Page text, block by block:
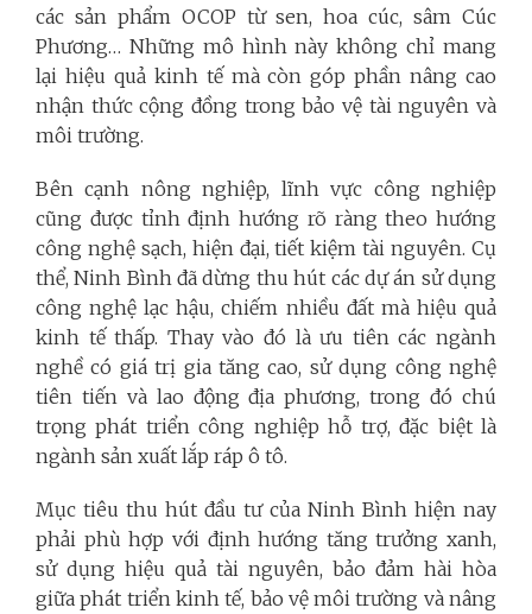
các sản phẩm OCOP từ sen, hoa cúc, sâm Cúc
Phương… Những mô hình này không chỉ mang
lại hiệu quả kinh tế mà còn góp phần nâng cao
nhận thức cộng đồng trong bảo vệ tài nguyên và
môi trường.
Bên cạnh nông nghiệp, lĩnh vực công nghiệp
cũng được tỉnh định hướng rõ ràng theo hướng
công nghệ sạch, hiện đại, tiết kiệm tài nguyên. Cụ
thể, Ninh Bình đã dừng thu hút các dự án sử dụng
công nghệ lạc hậu, chiếm nhiều đất mà hiệu quả
kinh tế thấp. Thay vào đó là ưu tiên các ngành
nghề có giá trị gia tăng cao, sử dụng công nghệ
tiên tiến và lao động địa phương, trong đó chú
trọng phát triển công nghiệp hỗ trợ, đặc biệt là
ngành sản xuất lắp ráp ô tô.
Mục tiêu thu hút đầu tư của Ninh Bình hiện nay
phải phù hợp với định hướng tăng trưởng xanh,
sử dụng hiệu quả tài nguyên, bảo đảm hài hòa
giữa phát triển kinh tế, bảo vệ môi trường và nâng